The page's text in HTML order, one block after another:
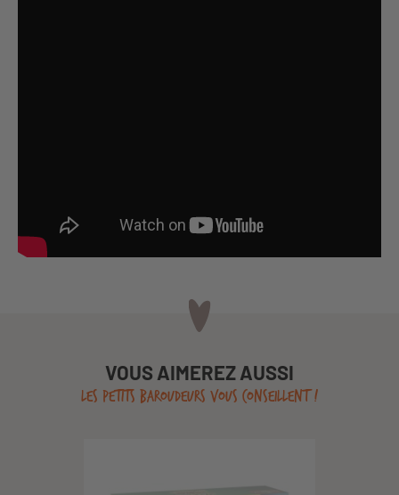
VOUS AIMEREZ AUSSI
LES PETITS BAROUDEURS VOUS CONSEILLENT !